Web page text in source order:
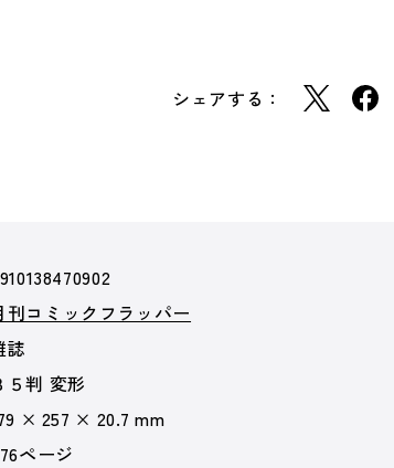
シェアする：
刊コミックフラッパー
誌
５判 変形
× 257 × 20.7 mm
ページ